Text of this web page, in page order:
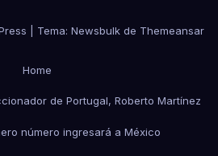
Tema: Newsbulkde Themeansar
Home
de Portugal, Roberto Martínez
número ingresará a México